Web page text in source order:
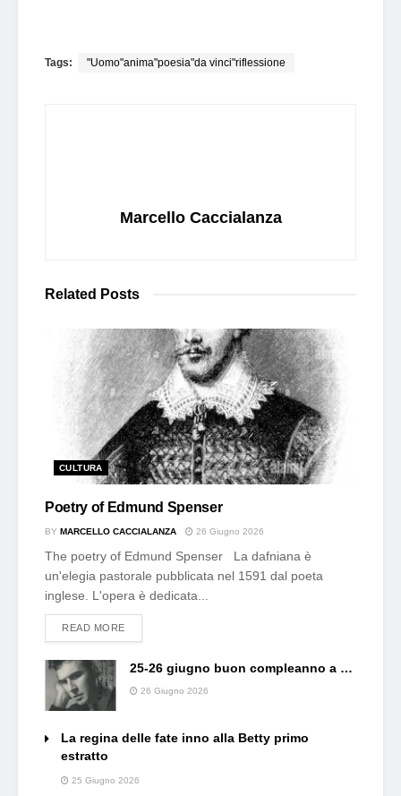
Tags: "Uomo"anima"poesia"da vinci"riflessione
Marcello Caccialanza
Related Posts
CULTURA
Poetry of Edmund Spenser
BY MARCELLO CACCIALANZA 26 Giugno 2026
The poetry of Edmund Spenser La dafniana è
un'elegia pastorale pubblicata nel 1591 dal poeta
inglese. L'opera è dedicata...
READ MOREDETAILS
25-26 giugno buon compleanno a …
26 Giugno 2026
La regina delle fate inno alla Betty primo
estratto
25 Giugno 2026